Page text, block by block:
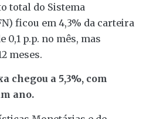
total do Sistema
ficou em 4,3% da carteira
0,1 p.p. no mês, mas
meses.
chegou a 5,3%, com
ano.